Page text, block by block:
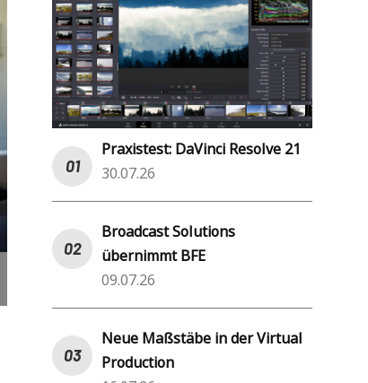
Praxistest: DaVinci Resolve 21
30.07.26
Broadcast Solutions
übernimmt BFE
09.07.26
Neue Maßstäbe in der Virtual
Production